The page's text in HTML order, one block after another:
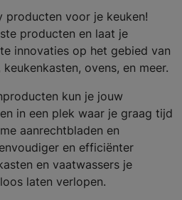
producten voor je keuken!
producten en laat je
innovaties op het gebied van
ovens, en meer.
kun je jouw
in een plek waar je graag tijd
aanrechtbladen en
en efficiënter
en vaatwassers je
laten verlopen.